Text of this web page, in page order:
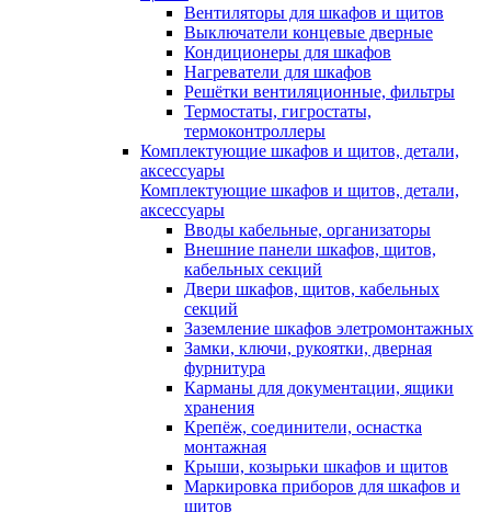
Вентиляторы для шкафов и щитов
Выключатели концевые дверные
Кондиционеры для шкафов
Нагреватели для шкафов
Решётки вентиляционные, фильтры
Термостаты, гигростаты,
термоконтроллеры
Комплектующие шкафов и щитов, детали,
аксессуары
Комплектующие шкафов и щитов, детали,
аксессуары
Вводы кабельные, организаторы
Внешние панели шкафов, щитов,
кабельных секций
Двери шкафов, щитов, кабельных
секций
Заземление шкафов элетромонтажных
Замки, ключи, рукоятки, дверная
фурнитура
Карманы для документации, ящики
хранения
Крепёж, соединители, оснастка
монтажная
Крыши, козырьки шкафов и щитов
Маркировка приборов для шкафов и
щитов